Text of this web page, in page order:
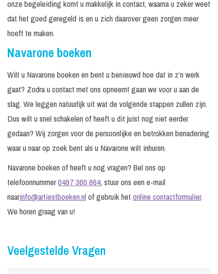
onze begeleiding komt u makkelijk in contact, waarna u zeker weet
dat het goed geregeld is en u zich daarover geen zorgen meer
hoeft te maken.
Navarone boeken
Wilt u Navarone boeken en bent u benieuwd hoe dat in z’n werk
gaat? Zodra u contact met ons opneemt gaan we voor u aan de
slag. We leggen natuurlijk uit wat de volgende stappen zullen zijn.
Dus wilt u snel schakelen of heeft u dit juist nog niet eerder
gedaan? Wij zorgen voor de persoonlijke en betrokken benadering
waar u naar op zoek bent als u Navarone wilt inhuren.
Navarone boeken of heeft u nog vragen? Bel ons op
telefoonnummer0497 360 864, stuur ons een e-mail
naarinfo@artiestboeken.nlof gebruik het online contactformulier.
We horen graag van u!
Veelgestelde Vragen